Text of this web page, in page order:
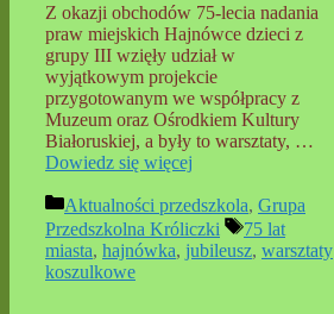
Z okazji obchodów 75-lecia nadania
praw miejskich Hajnówce dzieci z
grupy III wzięły udział w
wyjątkowym projekcie
przygotowanym we współpracy z
Muzeum oraz Ośrodkiem Kultury
Białoruskiej, a były to warsztaty, …
Dowiedz się więcej
Kategorie
Aktualności przedszkola, Grupa
Przedszkolna Króliczki
Tagi
75 lat
miasta, hajnówka, jubileusz, warsztaty
koszulkowe